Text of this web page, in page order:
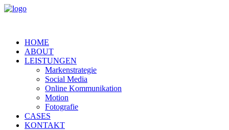
HOME
ABOUT
LEISTUNGEN
Markenstrategie
Social Media
Online Kommunikation
Motion
Fotografie
CASES
KONTAKT